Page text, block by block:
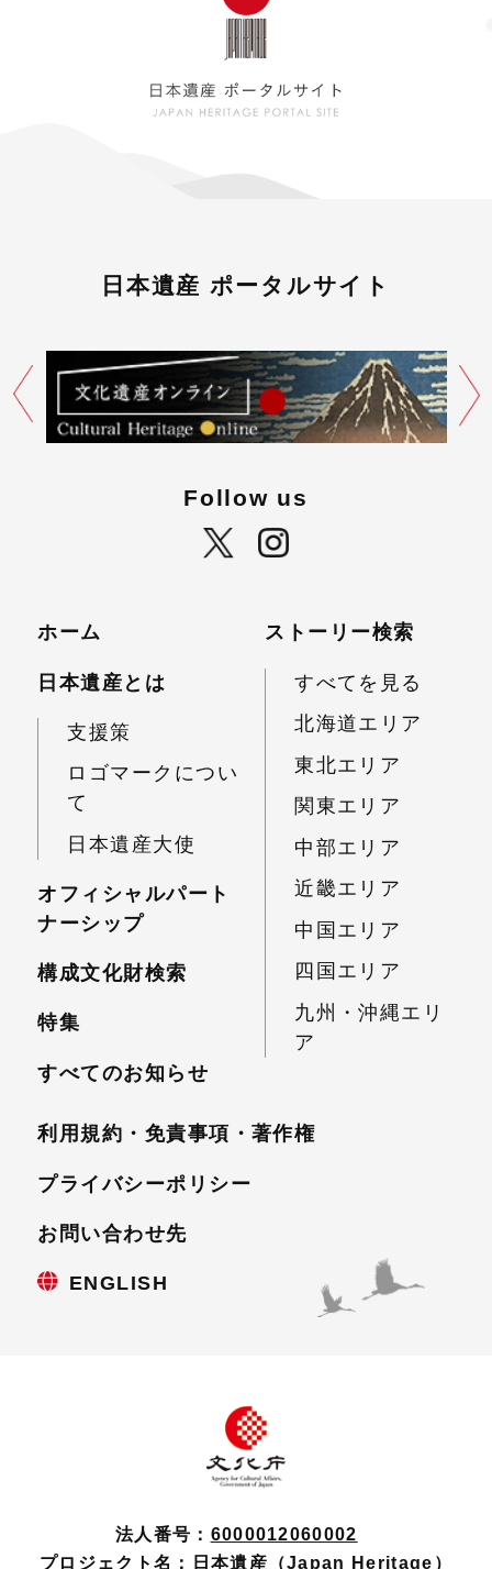
日本遺産 ポータルサイト
Follow us
ホーム
日本遺産とは
支援策
ロゴマークについ
て
日本遺産大使
オフィシャルパート
ナーシップ
構成文化財検索
特集
すべてのお知らせ
ストーリー検索
すべてを見る
北海道エリア
東北エリア
関東エリア
中部エリア
近畿エリア
中国エリア
四国エリア
九州・沖縄エリ
ア
利用規約・免責事項・著作権
プライバシーポリシー
お問い合わせ先
ENGLISH
法人番号： 6000012060002
プロジェクト名：
日本遺産（Japan Heritage）